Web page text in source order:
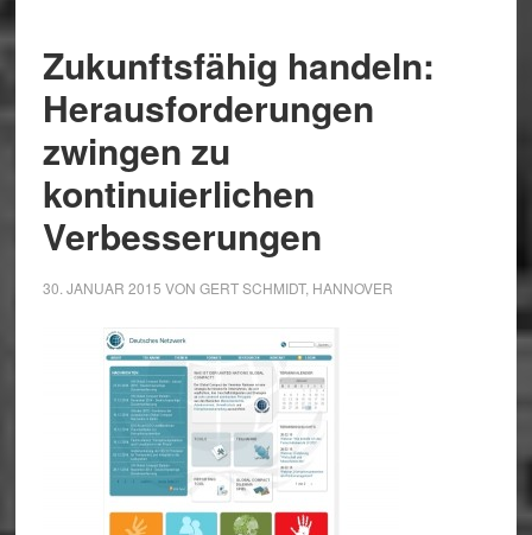
Zukunftsfähig handeln:
Herausforderungen
zwingen zu
kontinuierlichen
Verbesserungen
30. JANUAR 2015 VON GERT SCHMIDT, HANNOVER